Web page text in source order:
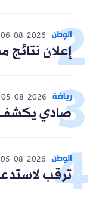
الوطن 06-08-2026
إعلان نتائج
رياضة 05-08-2026
صادي يكشف
الوطن 05-08-2026
ترقب